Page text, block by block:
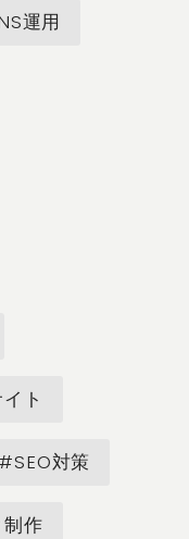
運用
ト
#SEO対策
作